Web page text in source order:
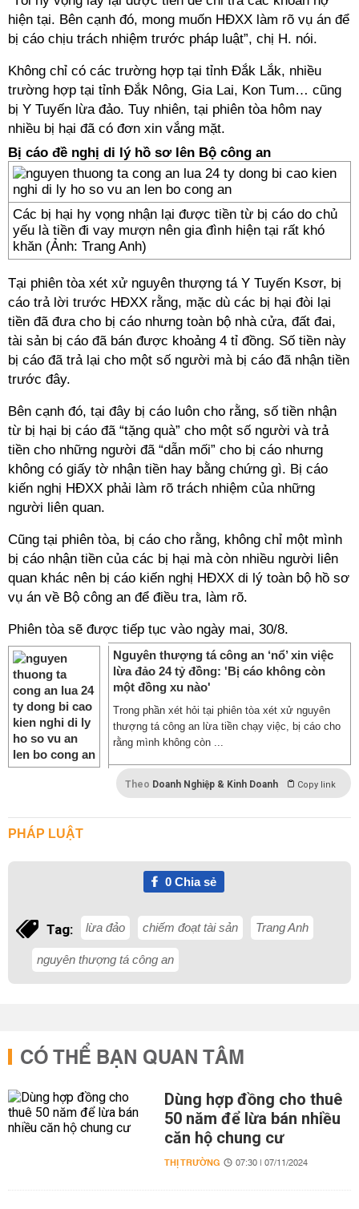
hiện tại. Bên cạnh đó, mong muốn HĐXX làm rõ vụ án để
bị cáo chịu trách nhiệm trước pháp luật”, chị H. nói.
Không chỉ có các trường hợp tại tỉnh Đắk Lắk, nhiều
trường hợp tại tỉnh Đắk Nông, Gia Lai, Kon Tum… cũng
bị Y Tuyến lừa đảo. Tuy nhiên, tại phiên tòa hôm nay
nhiều bị hại đã có đơn xin vắng mặt.
Bị cáo đề nghị di lý hồ sơ lên Bộ công an
Các bị hại hy vọng nhận lại được tiền từ bị cáo do chủ
yếu là tiền đi vay mượn nên gia đình hiện tại rất khó
khăn (Ảnh: Trang Anh)
Tại phiên tòa xét xử nguyên thượng tá Y Tuyến Ksơr, bị
cáo trả lời trước HĐXX rằng, mặc dù các bị hại đòi lại
tiền đã đưa cho bị cáo nhưng toàn bộ nhà cửa, đất đai,
tài sản bị cáo đã bán được khoảng 4 tỉ đồng. Số tiền này
bị cáo đã trả lại cho một số người mà bị cáo đã nhận tiền
trước đây.
Bên cạnh đó, tại đây bị cáo luôn cho rằng, số tiền nhận
từ bị hại bị cáo đã “tặng quà” cho một số người và trả
tiền cho những người đã “dẫn mối” cho bị cáo nhưng
không có giấy tờ nhận tiền hay bằng chứng gì. Bị cáo
kiến nghị HĐXX phải làm rõ trách nhiệm của những
người liên quan.
Cũng tại phiên tòa, bị cáo cho rằng, không chỉ một mình
bị cáo nhận tiền của các bị hại mà còn nhiều người liên
quan khác nên bị cáo kiến nghị HĐXX di lý toàn bộ hồ sơ
vụ án về Bộ công an để điều tra, làm rõ.
Phiên tòa sẽ được tiếp tục vào ngày mai, 30/8.
Nguyên thượng tá công an ‘nổ’ xin việc
lừa đảo 24 tỷ đồng: 'Bị cáo không còn
một đồng xu nào'
Trong phần xét hỏi tại phiên tòa xét xử nguyên
thượng tá công an lừa tiền chạy việc, bị cáo cho
rằng mình không còn ...
Theo Doanh Nghiệp & Kinh Doanh Copy link
PHÁP LUẬT
0Chia sẻ
Tag: lừa đảo chiếm đoạt tài sản Trang Anh
nguyên thượng tá công an
CÓ THỂ BẠN QUAN TÂM
Dùng hợp đồng cho thuê
50 năm để lừa bán nhiều
căn hộ chung cư
THỊ TRƯỜNG 07:30 | 07/11/2024